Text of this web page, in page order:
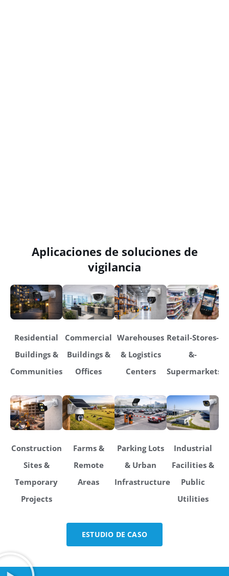
Aplicaciones de soluciones de
vigilancia
Residential
Buildings &
Communities
Commercial
Buildings &
Offices
Warehouses
& Logistics
Centers
Retail-Stores-
&-
Supermarkets
Construction
Sites &
Temporary
Projects
Farms &
Remote
Areas
Parking Lots
& Urban
Infrastructure
Industrial
Facilities &
Public
Utilities
ESTUDIO DE CASO